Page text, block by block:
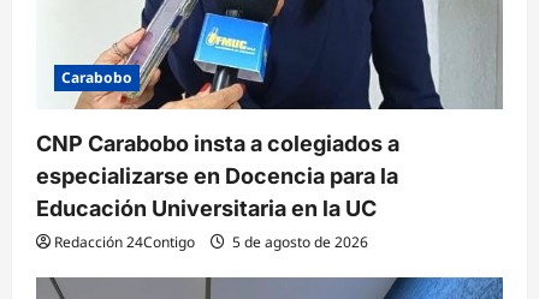
Carabobo
CNP Carabobo insta a colegiados a
especializarse en Docencia para la
Educación Universitaria en la UC
Redacción 24Contigo 5 de agosto de 2026